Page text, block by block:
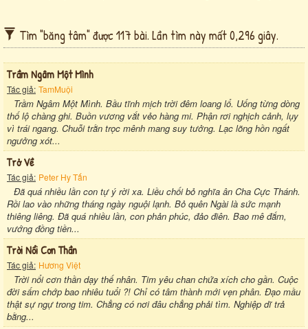
Tìm "băng tâm" được 117 bài. Lần tìm này mất 0,296 giây.
Trầm Ngâm Một Mình
Tác giả: TamMuội
Trầm Ngâm Một Mình. Bầu tĩnh mịch trời đêm loang lổ. Uống từng dòng
thố lộ chàng ghi. Buồn vương vắt vẻo hàng mi. Phận rơi nghịch cảnh, lụy
vì trái ngang. Chuỗi trằn trọc mênh mang suy tưởng. Lạc lõng hồn ngất
ngưởng xót...
Trở Về
Tác giả: Peter Hy Tấn
Đã quá nhiều lần con tự ý rời xa. Liều chối bỏ nghĩa ân Cha Cực Thánh.
Rồi lao vào những tháng ngày nguội lạnh. Bỏ quên Ngài là sức mạnh
thiêng liêng. Đã quá nhiều lần, con phản phúc, đảo điên. Bao mê đắm,
vướng đồng tiền...
Trời Nổi Cơn Thần
Tác giả: Hương Việt
Trời nổi cơn thần dạy thế nhân. Tim yêu chan chứa xích cho gần. Cuộc
đời sấm chớp bao nhiêu tuổi ?! Chỉ có tâm thành mới vẹn phân. Đạo mầu
thật sự ngự trong tim. Chẳng có nơi đâu chẳng phải tìm. Nghiệp dĩ trả
bằng...